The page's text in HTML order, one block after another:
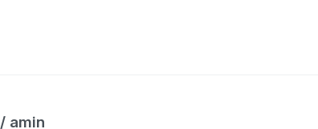
آمین / amin